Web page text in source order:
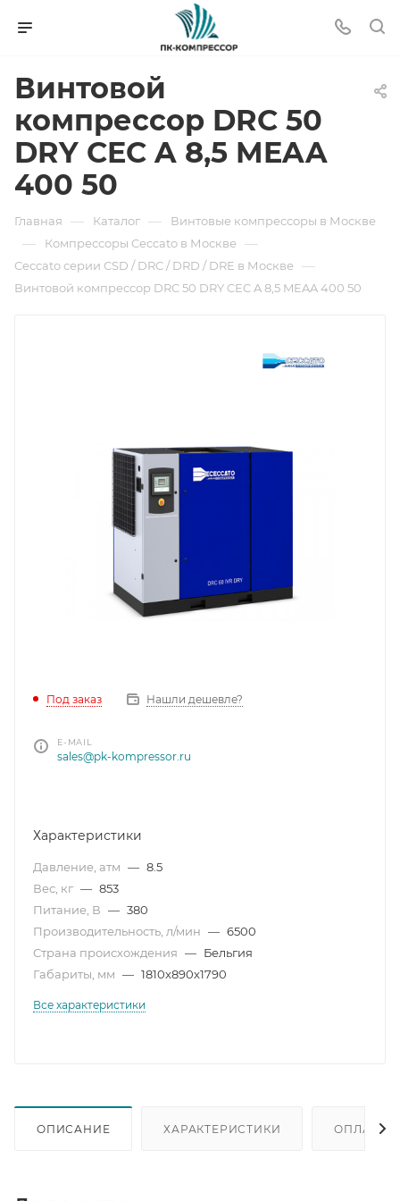
Винтовой
компрессор DRC 50
DRY CEC A 8,5 MEAA
400 50
Главная — Каталог — Винтовые компрессоры в Москве
— Компрессоры Ceccato в Москве —
Ceccato серии CSD / DRC / DRD / DRE в Москве —
Винтовой компрессор DRC 50 DRY CEC A 8,5 MEAA 400 50
Под заказ Нашли дешевле?
E-MAIL
sales@pk-kompressor.ru
Характеристики
Давление, атм — 8.5
Вес, кг — 853
Питание, В — 380
Производительность, л/мин — 6500
Страна происхождения — Бельгия
Габариты, мм — 1810x890x1790
Все характеристики
ОПИСАНИЕ ХАРАКТЕРИСТИКИ ОПЛАТА